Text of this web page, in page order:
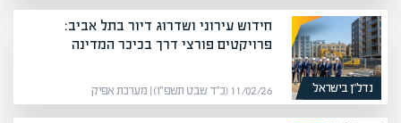
נדל”ן בישראל
חידוש עירוני ושדרוג דיור בתל אביב:
פרויקטים פורצי דרך בכיכר המדינה
11/02/26 (כ״ד שבט תשפ״ו) | מערכת אפיק